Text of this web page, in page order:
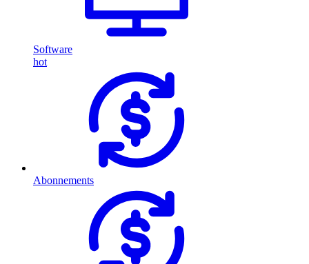
Software
hot
Abonnements